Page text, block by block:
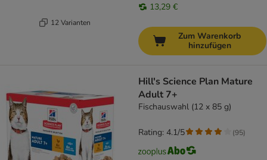
12 Varianten
13,29 €
Zum Warenkorb
hinzufügen
Hill's Science Plan Mature
Adult 7+
Fischauswahl (12 x 85 g)
Rating: 4.1/5 (95)